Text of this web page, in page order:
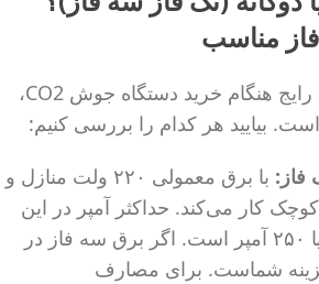
مناسب
یکی از سردرگمی‌های رایج هنگام خرید دستگاه جوش CO2،
بیایید هر کدام را بررسی کنیم:
با برق معمولی ۲۲۰ ولت منازل و
کار می‌کند. حداکثر آمپر در این
مدل‌ها معمولاً تا ۲۰۰ یا ۲۵۰ آمپر است. اگر برق سه فاز در
شماست. برای مصارف